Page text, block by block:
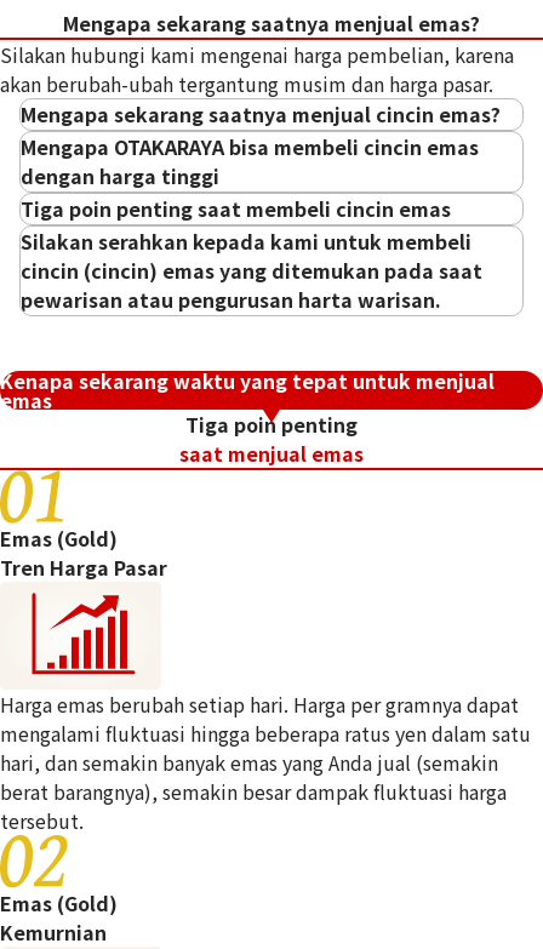
Referensi Harga Buyback
Rp 6.025.936
Toko
AEON Mall Ta
njung Barat
Toko
AEON Mall Ta
njung Barat
Mengapa sekarang saatnya menjual emas?
Silakan hubungi kami mengenai harga pembelian, karena
akan berubah-ubah tergantung musim dan harga pasar.
Mengapa sekarang saatnya menjual cincin emas?
Mengapa OTAKARAYA bisa membeli cincin emas
dengan harga tinggi
Tiga poin penting saat membeli cincin emas
Semakin tinggi kemurnian emas, semakin tinggi
pula harga belinya.
Barang-barang dari merek dan desain populer
mendapat peringkat tinggi.
Jika memiliki batu permata langka, harganya
cenderung mahal.
Silakan serahkan kepada kami untuk membeli
cincin (cincin) emas yang ditemukan pada saat
pewarisan atau pengurusan harta warisan.
01
Tingkatkan harga pembelian Anda
dengan mengevaluasi beberapa
item sekaligus!
02
Jika Anda membeli berbagai
macam barang dari Otakara,
kerumitan penilaiannya minimal.
Kenapa sekarang waktu yang tepat untuk menjual
emas
Tiga poin penting
saat menjual emas
Emas (Gold)
Tren Harga Pasar
Harga emas berubah setiap hari. Harga per gramnya dapat
mengalami fluktuasi hingga beberapa ratus yen dalam satu
hari, dan semakin banyak emas yang Anda jual (semakin
berat barangnya), semakin besar dampak fluktuasi harga
tersebut.
Emas (Gold)
Kemurnian